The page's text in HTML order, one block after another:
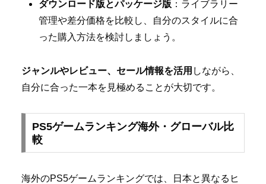
ダウンロード版とパッケージ版 ：ライブラリー
管理や差分価格を比較し、自分のスタイルに合
った購入方法を検討しましょう。
ジャンルやレビュー、セール情報を活用 しながら、
自分に合った一本を見極めることが大切です。
PS5ゲームランキング海外・グローバル比
較
海外のPS5ゲームランキングでは、日本と異なるヒ